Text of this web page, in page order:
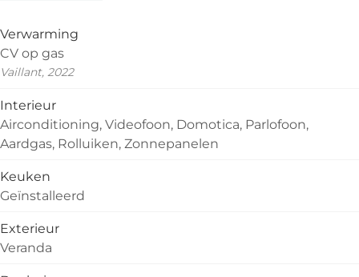
Verwarming
CV op gas
Vaillant, 2022
Interieur
Airconditioning, Videofoon, Domotica, Parlofoon,
Aardgas, Rolluiken, Zonnepanelen
Keuken
Geïnstalleerd
Exterieur
Veranda